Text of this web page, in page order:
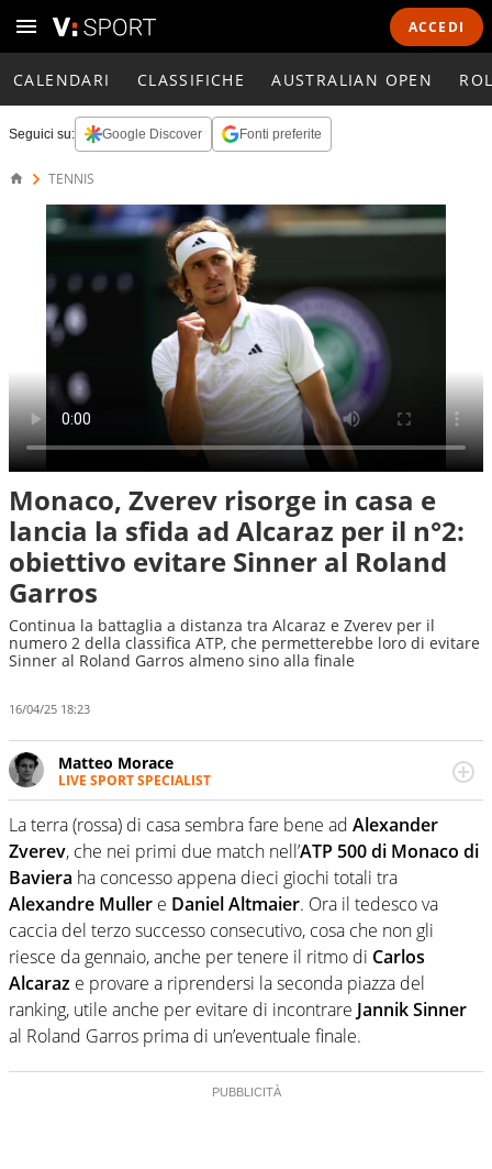
ACCEDI
CALENDARI CLASSIFICHE AUSTRALIAN OPEN
Seguici su: Google Discover Fonti preferite
TENNIS
Monaco, Zverev risorge in casa e
lancia la sfida ad Alcaraz per il n°2:
obiettivo evitare Sinner al Roland
Garros
Continua la battaglia a distanza tra Alcaraz e Zverev per il
numero 2 della classifica ATP, che permetterebbe loro di evitare
Sinner al Roland Garros almeno sino alla finale
16/04/25 18:23
Matteo Morace
LIVE SPORT SPECIALIST
La multimedialità quale approccio personale e
professionale. Ama raccontare lo sport focalizzando ogni
attenzione sul tempo reale: la verità della dirette non
sono opinioni ma fatti
La terra (rossa) di casa sembra fare bene ad Alexander
Zverev, che nei primi due match nell’ATP 500 di Monaco di
Baviera ha concesso appena dieci giochi totali tra
Alexandre Muller e Daniel Altmaier. Ora il tedesco va
caccia del terzo successo consecutivo, cosa che non gli
riesce da gennaio, anche per tenere il ritmo di Carlos
Alcaraz e provare a riprendersi la seconda piazza del
ranking, utile anche per evitare di incontrare Jannik Sinner
al Roland Garros prima di un’eventuale finale.